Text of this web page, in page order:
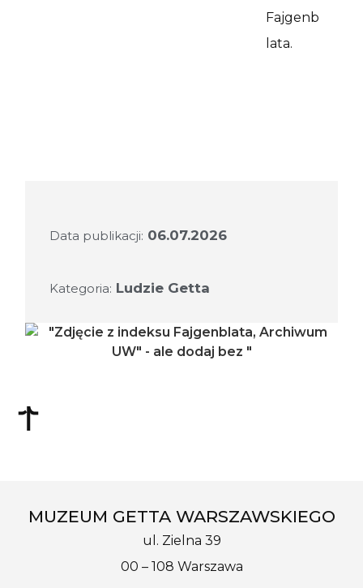
Fajgenb
lata.
Data publikacji: 06.07.2026
Kategoria: Ludzie Getta
MUZEUM GETTA WARSZAWSKIEGO
ul. Zielna 39
00 – 108 Warszawa